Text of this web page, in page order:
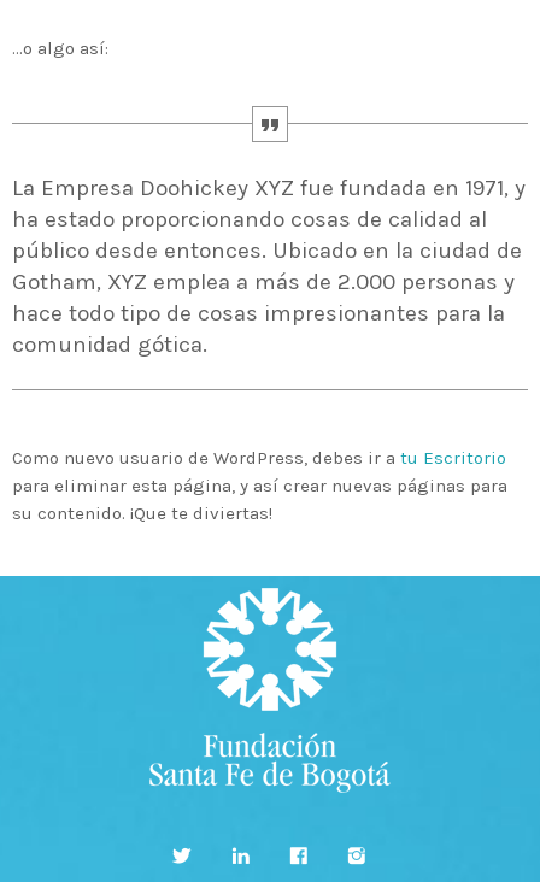
DESIGN ADMINISTRATOR
Validating Enterprise
Architectures In The Current
Time
…o algo así:
La Empresa Doohickey XYZ fue fundada en 1971, y
ha estado proporcionando cosas de calidad al
público desde entonces. Ubicado en la ciudad de
Gotham, XYZ emplea a más de 2.000 personas y
hace todo tipo de cosas impresionantes para la
comunidad gótica.
Como nuevo usuario de WordPress, debes ir a tu Escritorio
para eliminar esta página, y así crear nuevas páginas para
su contenido. ¡Que te diviertas!